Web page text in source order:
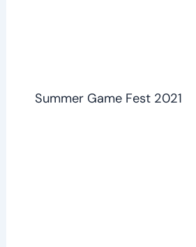
Summer Game Fest 2021